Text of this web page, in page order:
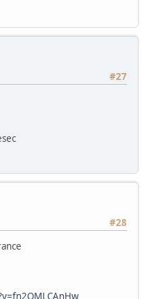
#27
#28